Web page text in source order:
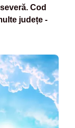
Cod
județe -